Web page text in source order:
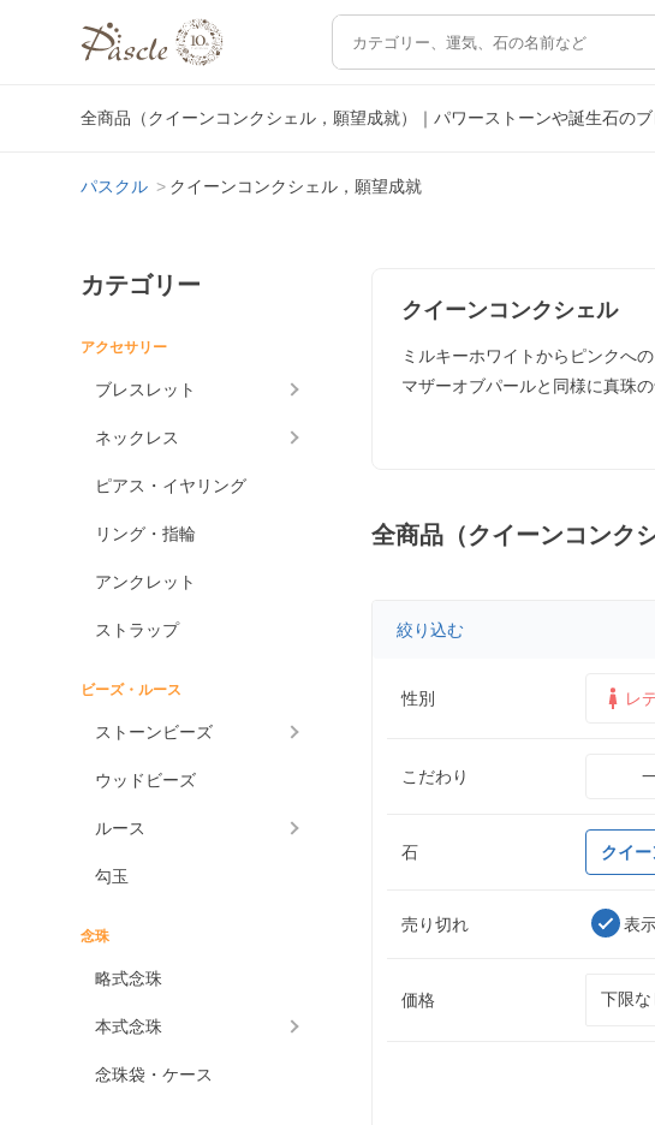
全商品（クイーンコンクシェル，願望成就）｜パワーストーンや誕生石の
パスクル クイーンコンクシェル，願望成就
カテゴリー
アクセサリー
ブレスレット
ネックレス
ピアス・イヤリング
リング・指輪
アンクレット
ストラップ
ビーズ・ルース
ストーンビーズ
ウッドビーズ
ルース
勾玉
念珠
略式念珠
本式念珠
念珠袋・ケース
クイーンコンクシェル
ミルキーホワイトからピンクへ
マザーオブパールと同様に真珠
全商品（クイーンコンク
絞り込む
性別 レ
こだわり
石 クイ
売り切れ 表
価格